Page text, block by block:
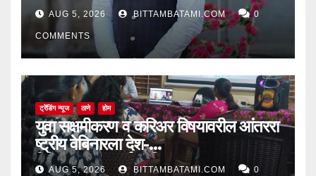
AUG 5, 2026 BITTAMBATAMI.COM 0
COMMENTS
ट्रेंडिंग न्यूज ठाणे होम
युवा सक्षमीकरण व करिअर विषयावरील आंतररा
ष्ट्रीय वेबिनारला देश-
विदेशातून उत्स्फूर्त प्रतिसाद
AUG 5, 2026 BITTAMBATAMI.COM 0